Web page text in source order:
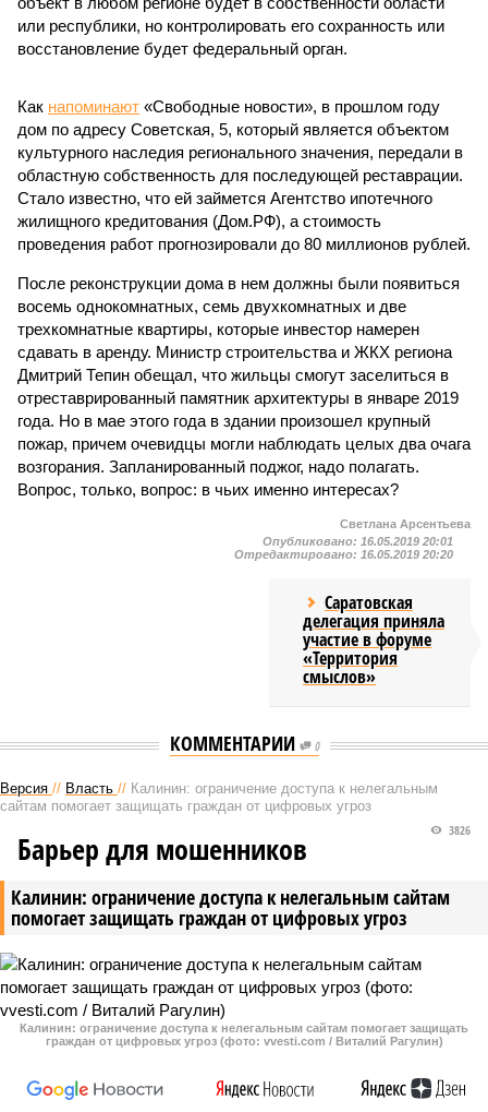
или республики, но контролировать его сохранность или
восстановление будет федеральный орган.
Как напоминают «Свободные новости», в прошлом году
дом по адресу Советская, 5, который является объектом
культурного наследия регионального значения, передали в
областную собственность для последующей реставрации.
Стало известно, что ей займется Агентство ипотечного
жилищного кредитования (Дом.РФ), а стоимость
проведения работ прогнозировали до 80 миллионов рублей.
После реконструкции дома в нем должны были появиться
восемь однокомнатных, семь двухкомнатных и две
трехкомнатные квартиры, которые инвестор намерен
сдавать в аренду. Министр строительства и ЖКХ региона
Дмитрий Тепин обещал, что жильцы смогут заселиться в
отреставрированный памятник архитектуры в январе 2019
года. Но в мае этого года в здании произошел крупный
пожар, причем очевидцы могли наблюдать целых два очага
возгорания. Запланированный поджог, надо полагать.
Вопрос, только, вопрос: в чьих именно интересах?
Светлана Арсентьева
Опубликовано: 16.05.2019 20:01
Отредактировано: 16.05.2019 20:20
Саратовская
делегация приняла
участие в форуме
«Территория
смыслов»
КОММЕНТАРИИ 0
Версия // Власть // Калинин: ограничение доступа к нелегальным
сайтам помогает защищать граждан от цифровых угроз
Калинин: ограничение доступа к нелегальным сайтам
помогает защищать граждан от цифровых угроз
3826
Барьер для мошенников
Калинин: ограничение доступа к нелегальным сайтам помогает защищать
граждан от цифровых угроз (фото: vvesti.com / Виталий Рагулин)